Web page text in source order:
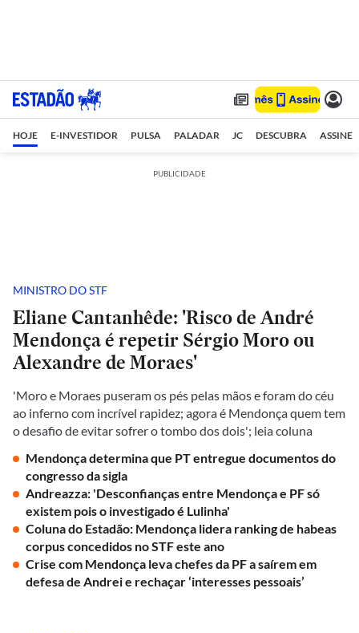
HOJE E-INVESTIDOR PULSA PALADAR JC DESCUBRA ASSINE
PUBLICIDADE
MINISTRO DO STF
Eliane Cantanhêde: 'Risco de André
Mendonça é repetir Sérgio Moro ou
Alexandre de Moraes'
'Moro e Moraes puseram os pés pelas mãos e foram do céu
ao inferno com incrível rapidez; agora é Mendonça quem tem
o desafio de evitar sofrer o tombo dos dois'; leia coluna
Mendonça determina que PT entregue documentos do
congresso da sigla
Andreazza: 'Desconfianças entre Mendonça e PF só
existem pois o investigado é Lulinha'
Coluna do Estadão: Mendonça lidera ranking de habeas
corpus concedidos no STF este ano
Crise com Mendonça leva chefes da PF a saírem em
defesa de Andrei e rechaçar ‘interesses pessoais’